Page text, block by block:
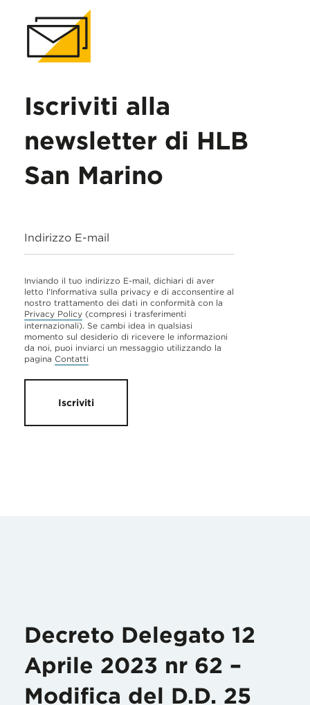
Iscriviti alla
newsletter di HLB
San Marino
Indirizzo E-mail
Inviando il tuo indirizzo E-mail, dichiari di aver
letto l'Informativa sulla privacy e di acconsentire al
nostro trattamento dei dati in conformità con la
Privacy Policy (compresi i trasferimenti
internazionali). Se cambi idea in qualsiasi
momento sul desiderio di ricevere le informazioni
da noi, puoi inviarci un messaggio utilizzando la
pagina Contatti
Iscriviti
Decreto Delegato 12
Aprile 2023 nr 62 –
Modifica del D.D. 25